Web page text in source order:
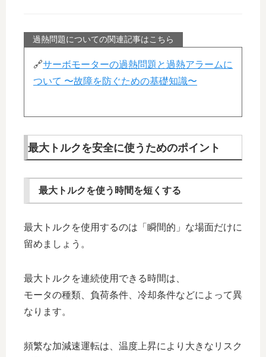
過熱問題についての関連記事はこちら
🔗サーボモーターの過熱問題と過熱アラームに
ついて 〜故障を防ぐための基礎知識〜
最大トルクを安全に使うためのポイント
最大トルクを使う時間を短くする
最大トルクを使用するのは「瞬間的」な場面だけに
留めましょう。
最大トルクを連続使用できる時間は、
モータの種類、負荷条件、冷却条件などによって異
なります。
頻繁な加減速運転は、温度上昇により大きなリスク